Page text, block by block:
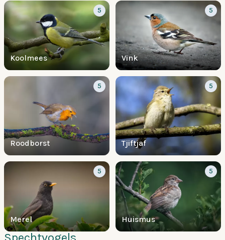
Koolmees
5
Vink
5
Roodborst
5
Tjiftjaf
5
Merel
5
Huismus
5